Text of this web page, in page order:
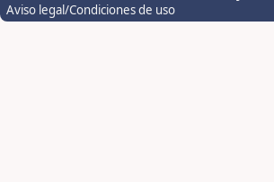
Aviso legal/Condiciones de uso